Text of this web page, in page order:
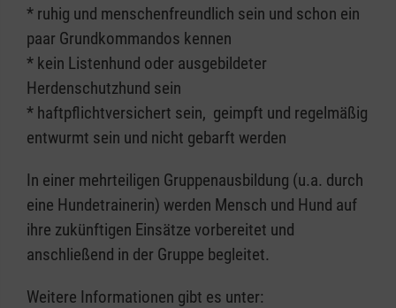
* ruhig und menschenfreundlich sein und schon ein
paar Grundkommandos kennen
* kein Listenhund oder ausgebildeter
Herdenschutzhund sein
* haftpflichtversichert sein, geimpft und regelmäßig
entwurmt sein und nicht gebarft werden
In einer mehrteiligen Gruppenausbildung (u.a. durch
eine Hundetrainerin) werden Mensch und Hund auf
ihre zukünftigen Einsätze vorbereitet und
anschließend in der Gruppe begleitet.
Weitere Informationen gibt es unter: